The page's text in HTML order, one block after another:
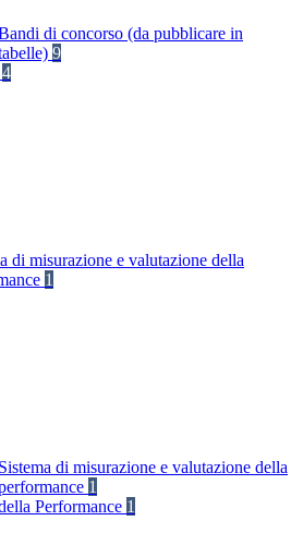
di concorso (da pubblicare in
9
4
di misurazione e valutazione della
1
Sistema di misurazione e valutazione della
1
Performance 1